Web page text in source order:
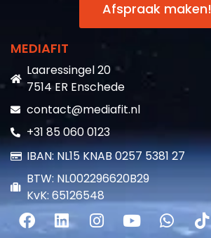
Afspraak maken!
MEDIAFIT
Laaressingel 20
7514 ER Enschede
contact@mediafit.nl
+31 85 060 0123
IBAN: NL15 KNAB 0257 5381 27
BTW: NL002296620B29
KvK: 65126548